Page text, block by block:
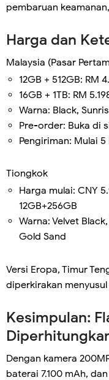
pembaruan
Harga dan
Malaysia (Pasar
12GB + 512GB: RM
16GB + 1TB: RM
Warna: Black,
Pre-order: Buka di
Pengiriman: Mulai
Tiongkok
Harga mulai: CNY
12GB+256GB
Warna: Velvet
Gold Sand
Versi Eropa, Timur
diperkirakan
Kesimpulan:
Dengan kamera
baterai 7.100 mAh,